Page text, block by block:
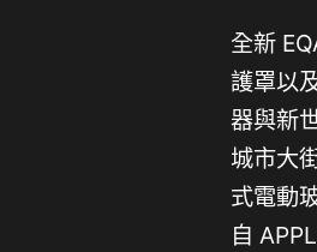
全新
護罩以
器與新
城市大
式電動
自